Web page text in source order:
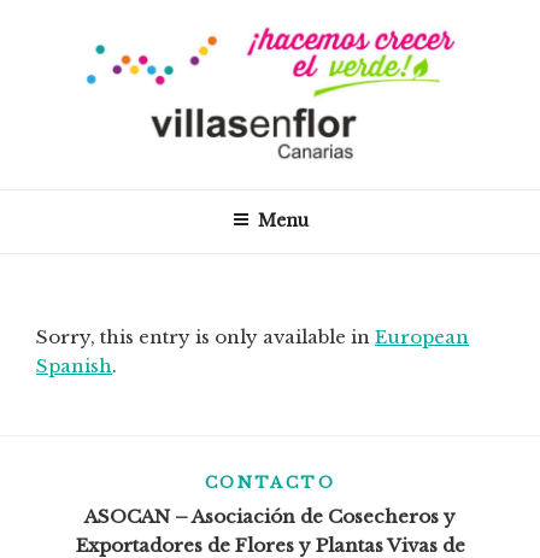
Menu
Sorry, this entry is only available in European
Spanish.
CONTACTO
ASOCAN – Asociación de Cosecheros y
Exportadores de Flores y Plantas Vivas de